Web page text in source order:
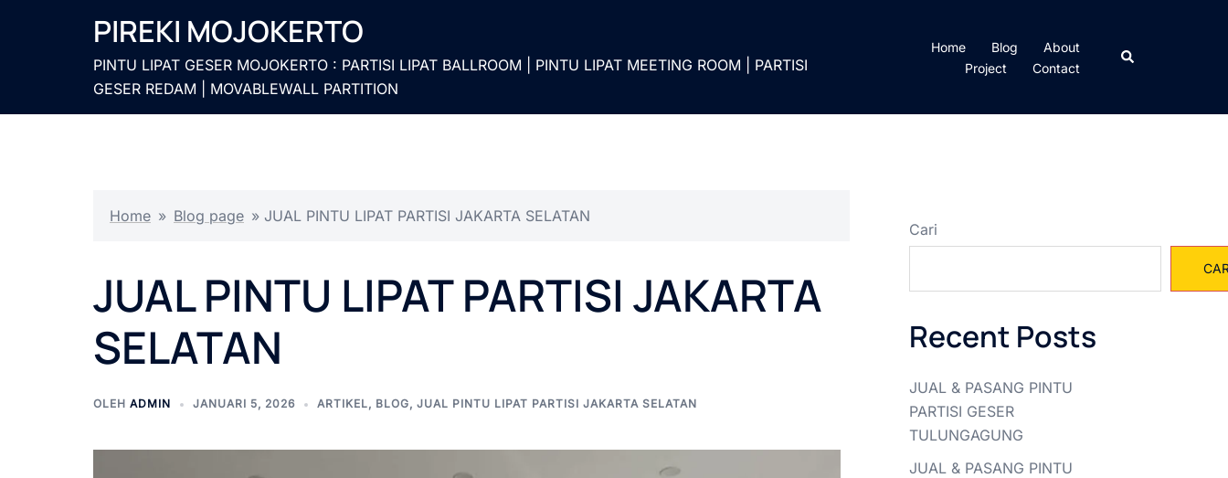
PIREKI MOJOKERTO
PINTU LIPAT GESER MOJOKERTO : PARTISI LIPAT BALLROOM | PINTU LIPAT MEETING ROOM | PARTISI
GESER REDAM | MOVABLEWALL PARTITION
Home Blog
About
Project
Contact
Cari
Home » Blog page » JUAL PINTU LIPAT PARTISI JAKARTA SELATAN
JUAL PINTU LIPAT PARTISI JAKARTA
SELATAN
OLEH ADMIN JANUARI 5, 2026 ARTIKEL, BLOG, JUAL PINTU LIPAT PARTISI JAKARTA SELATAN
Cari
Recent Posts
JUAL & PASANG PINTU
PARTISI GESER
TULUNGAGUNG
JUAL & PASANG PINTU